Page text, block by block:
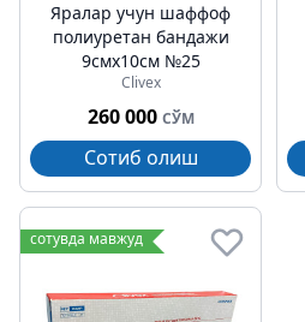
Яралар учун шаффоф
полиуретан бандажи
9cмх10cм №25
Clivex
260 000 СЎМ
Сотиб олиш
сотувда мавжуд